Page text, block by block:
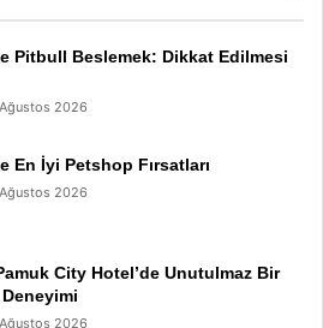
Pitbull Beslemek: Dikkat Edilmesi
2026
En İyi Petshop Fırsatları
2026
City Hotel’de Unutulmaz Bir
2026